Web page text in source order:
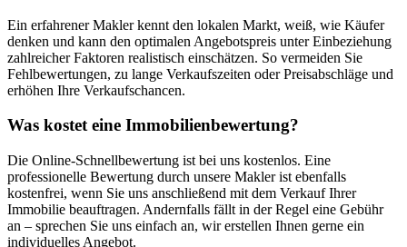
Ein erfahrener Makler kennt den lokalen Markt, weiß, wie Käufer
denken und kann den optimalen Angebotspreis unter Einbeziehung
zahlreicher Faktoren realistisch einschätzen. So vermeiden Sie
Fehlbewertungen, zu lange Verkaufszeiten oder Preisabschläge und
erhöhen Ihre Verkaufschancen.
Was kostet eine Immobilienbewertung?
Die Online-Schnellbewertung ist bei uns kostenlos. Eine
professionelle Bewertung durch unsere Makler ist ebenfalls
kostenfrei, wenn Sie uns anschließend mit dem Verkauf Ihrer
Immobilie beauftragen. Andernfalls fällt in der Regel eine Gebühr
an – sprechen Sie uns einfach an, wir erstellen Ihnen gerne ein
individuelles Angebot.